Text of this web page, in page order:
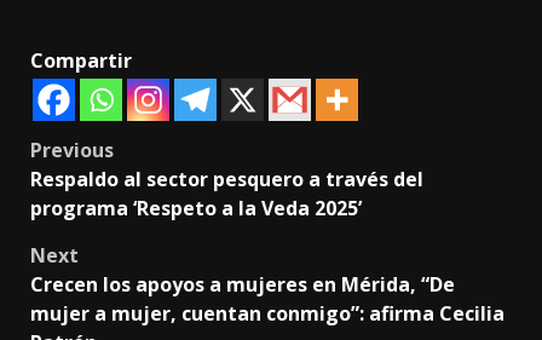
Compartir
Post
navigation
Previous
Respaldo al sector pesquero a través del
programa ‘Respeto a la Veda 2025’
Next
Crecen los apoyos a mujeres en Mérida, “De
mujer a mujer, cuentan conmigo”: afirma Cecilia